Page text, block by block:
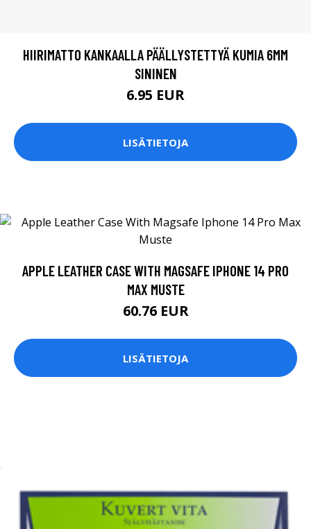
HIIRIMATTO KANKAALLA PÄÄLLYSTETTYÄ KUMIA 6MM
SININEN
6.95 EUR
LISÄTIETOJA
APPLE LEATHER CASE WITH MAGSAFE IPHONE 14 PRO
MAX MUSTE
60.76 EUR
LISÄTIETOJA